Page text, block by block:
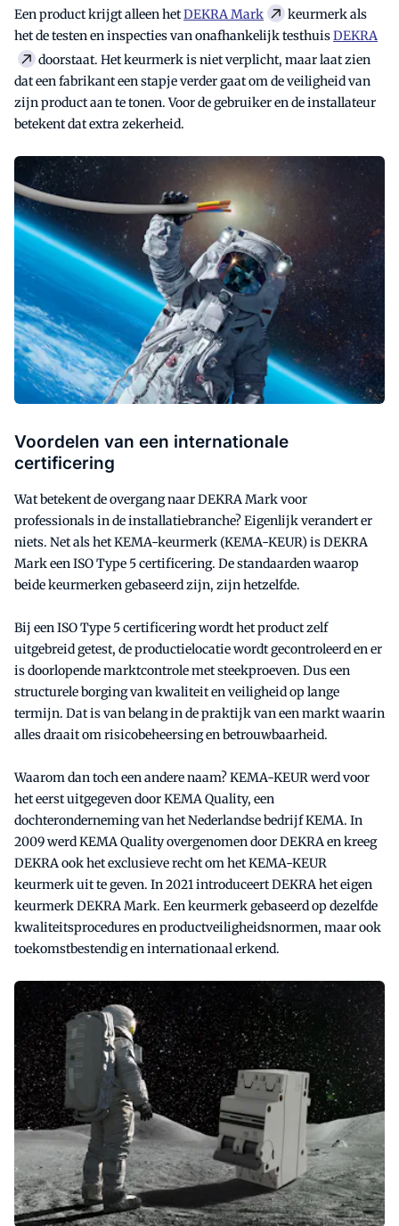
Een product krijgt alleen hetDEKRA Mark
keurmerk als
het de testen en inspecties van onafhankelijk testhuisDEKRA
doorstaat. Het keurmerk is niet verplicht, maar laat zien
dat een fabrikant een stapje verder gaat om de veiligheid van
zijn product aan te tonen. Voor de gebruiker en de installateur
betekent dat extra zekerheid.
Voordelen van een internationale
certificering
Wat betekent de overgang naar DEKRA Mark voor
professionals in de installatiebranche? Eigenlijk verandert er
niets. Net als het KEMA-keurmerk (KEMA-KEUR) is DEKRA
Mark een ISO Type 5 certificering. De standaarden waarop
beide keurmerken gebaseerd zijn, zijn hetzelfde.
Bij een ISO Type 5 certificering wordt het product zelf
uitgebreid getest, de productielocatie wordt gecontroleerd en er
is doorlopende marktcontrole met steekproeven. Dus een
structurele borging van kwaliteit en veiligheid op lange
termijn. Dat is van belang in de praktijk van een markt waarin
alles draait om risicobeheersing en betrouwbaarheid.
Waarom dan toch een andere naam? KEMA-KEUR werd voor
het eerst uitgegeven door KEMA Quality, een
dochteronderneming van het Nederlandse bedrijf KEMA. In
2009 werd KEMA Quality overgenomen door DEKRA en kreeg
DEKRA ook het exclusieve recht om het KEMA-KEUR
keurmerk uit te geven. In 2021 introduceert DEKRA het eigen
keurmerk DEKRA Mark. Een keurmerk gebaseerd op dezelfde
kwaliteitsprocedures en productveiligheidsnormen, maar ook
toekomstbestendig en internationaal erkend.